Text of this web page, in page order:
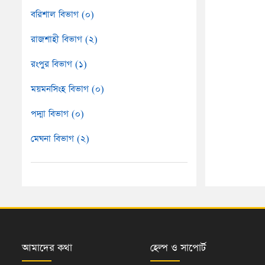
বরিশাল বিভাগ (০)
রাজশাহী বিভাগ (২)
রংপুর বিভাগ (১)
ময়মনসিংহ বিভাগ (০)
পদ্মা বিভাগ (০)
মেঘনা বিভাগ (২)
আমাদের কথা হেল্প ও সাপোর্ট